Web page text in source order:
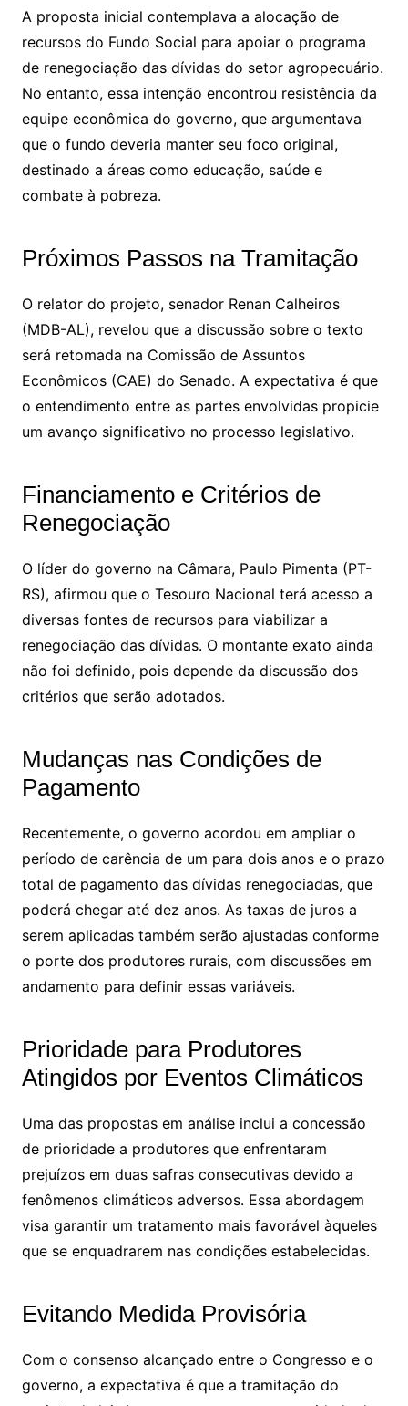
A proposta inicial contemplava a alocação de
recursos do Fundo Social para apoiar o programa
de renegociação das dívidas do setor agropecuário.
No entanto, essa intenção encontrou resistência da
equipe econômica do governo, que argumentava
que o fundo deveria manter seu foco original,
destinado a áreas como educação, saúde e
combate à pobreza.
Próximos Passos na Tramitação
O relator do projeto, senador Renan Calheiros
(MDB-AL), revelou que a discussão sobre o texto
será retomada na Comissão de Assuntos
Econômicos (CAE) do Senado. A expectativa é que
o entendimento entre as partes envolvidas propicie
um avanço significativo no processo legislativo.
Financiamento e Critérios de
Renegociação
O líder do governo na Câmara, Paulo Pimenta (PT-
RS), afirmou que o Tesouro Nacional terá acesso a
diversas fontes de recursos para viabilizar a
renegociação das dívidas. O montante exato ainda
não foi definido, pois depende da discussão dos
critérios que serão adotados.
Mudanças nas Condições de
Pagamento
Recentemente, o governo acordou em ampliar o
período de carência de um para dois anos e o prazo
total de pagamento das dívidas renegociadas, que
poderá chegar até dez anos. As taxas de juros a
serem aplicadas também serão ajustadas conforme
o porte dos produtores rurais, com discussões em
andamento para definir essas variáveis.
Prioridade para Produtores
Atingidos por Eventos Climáticos
Uma das propostas em análise inclui a concessão
de prioridade a produtores que enfrentaram
prejuízos em duas safras consecutivas devido a
fenômenos climáticos adversos. Essa abordagem
visa garantir um tratamento mais favorável àqueles
que se enquadrarem nas condições estabelecidas.
Evitando Medida Provisória
Com o consenso alcançado entre o Congresso e o
governo, a expectativa é que a tramitação do